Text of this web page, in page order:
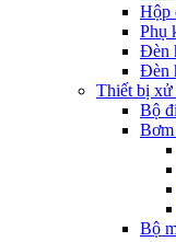
Hộp
Phụ
Đèn
Đèn
Thiết bị xử
Bộ
Bộ